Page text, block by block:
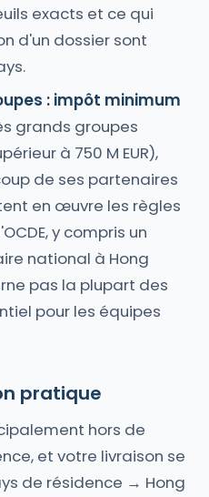
exacts et ce qui
d'un dossier sont
: impôt minimum
grands groupes
à 750 M EUR),
de ses partenaires
en œuvre les règles
y compris un
national à Hong
pas la plupart des
pour les équipes
pratique
hors de
et votre livraison se
de résidence → Hong